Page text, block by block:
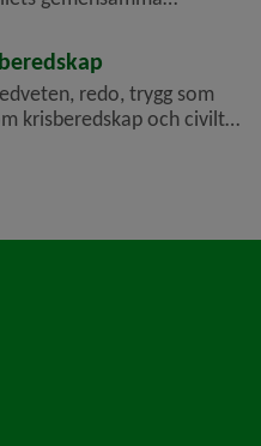
kommuns beredskap
krisberedskap och civilt
webbplats, öppnas i nytt